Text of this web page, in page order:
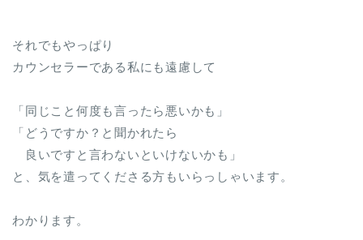
それでもやっぱり
カウンセラーである私にも遠慮して
「同じこと何度も言ったら悪いかも」
「どうですか？と聞かれたら
良いですと言わないといけないかも」
と、気を遣ってくださる方もいらっしゃいます。
わかります。